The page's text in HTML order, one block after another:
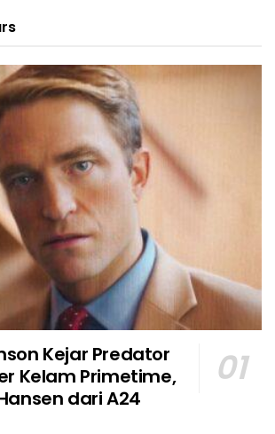
Kejar Predator
Kelam Primetime,
dari A24